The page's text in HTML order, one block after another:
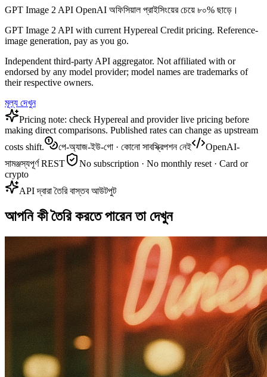
GPT Image 2 API OpenAI অফিসিয়াল প্রাইসিংয়ের চেয়ে ৮০% ছাড়ে।
GPT Image 2 API with current Hypereal Credit pricing. Reference-
image generation, pay as you go.
Independent third-party API aggregator. Not affiliated with or
endorsed by any model provider; model names are trademarks of
their respective owners.
মূল্য দেখুন
Pricing note: check Hypereal and provider live pricing before
making direct comparisons. Published rates can change as upstream
costs shift.
পে-অ্যাজ-ইউ-গো · কোনো সাবস্ক্রিপশন নেই
OpenAI-
সামঞ্জস্যপূর্ণ REST
No subscription · No monthly reset · Card or
crypto
API দ্বারা তৈরি বাস্তব আউটপুট
আপনি কী তৈরি করতে পারেন তা দেখুন